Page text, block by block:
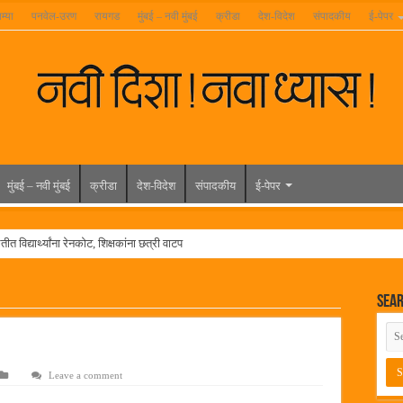
पनवेल-उरण रायगड मुंबई – नवी मुंबई क्रीडा देश-विदेश संपादकीय ई-पेपर
मुंबई – नवी मुंबई क्रीडा देश-विदेश संपादकीय ई-पेपर
विद्यार्थ्यांना रेनकोट, शिक्षकांना छत्री वाटप
वाढदिवसानिमित्त राज्यभरातून शुभेच्छांचा वर्षाव
जाहीर
Leave a comment